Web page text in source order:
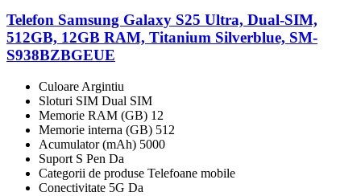
Telefon Samsung Galaxy S25 Ultra, Dual-SIM,
512GB, 12GB RAM, Titanium Silverblue, SM-
S938BZBGEUE
Culoare Argintiu
Sloturi SIM Dual SIM
Memorie RAM (GB) 12
Memorie interna (GB) 512
Acumulator (mAh) 5000
Suport S Pen Da
Categorii de produse Telefoane mobile
Conectivitate 5G Da